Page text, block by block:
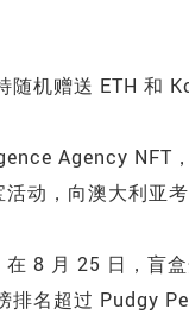
随机赠送 ETH 和
Agency NFT
动，向澳大利亚
8 月 25 日，盲
排名超过 Pudgy